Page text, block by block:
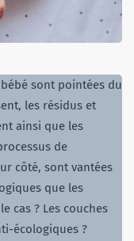
sont pointées du
les résidus et
ainsi que les
de
côté, sont vantées
que les
cas ? Les couches
écologiques ?